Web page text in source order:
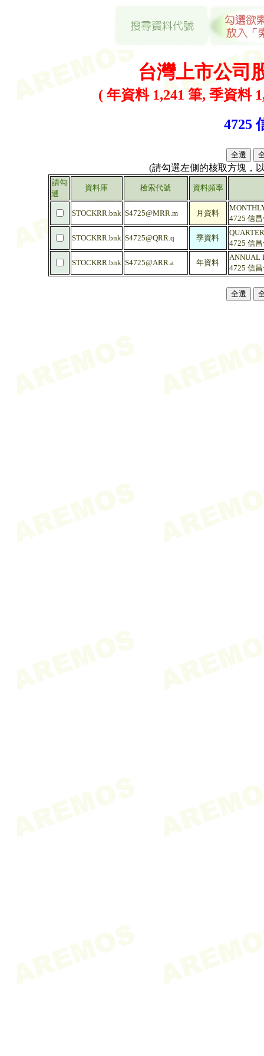
台灣上市公司
( 年資料 1,241 筆, 季資料
4725
(請勾選左側的核取方塊，
請勾
選
資料庫 檢索代號 資料頻率
STOCKRR.bnk S4725@MRR.m 月資料
4725 信
STOCKRR.bnk S4725@QRR.q 季資料
4725 信
STOCKRR.bnk S4725@ARR.a 年資料
ANNUAL
4725 信